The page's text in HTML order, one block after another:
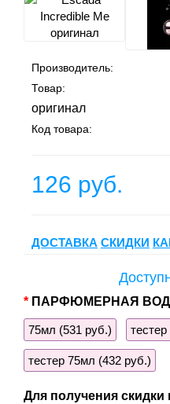
Производитель:
Товар:
оригинал
Код товара:
126 руб.
ДОСТАВКА СКИДКИ
ПАРФЮМЕРНАЯ
75мл (531 руб.)
тестер 75мл (432 руб.)
Для получения